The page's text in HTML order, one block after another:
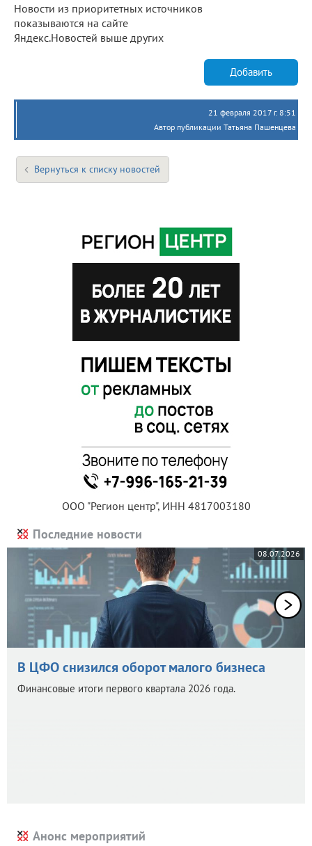
Новости из приоритетных источников
показываются на сайте
Яндекс.Новостей выше других
Добавить
21 февраля 2017 г. 8:51
Автор публикации Татьяна Пашенцева
Вернуться к списку новостей
ООО "Регион центр", ИНН 4817003180
Последние новости
08.07.2026
В ЦФО снизился оборот малого бизнеса
Финансовые итоги первого квартала 2026 года.
Анонс мероприятий